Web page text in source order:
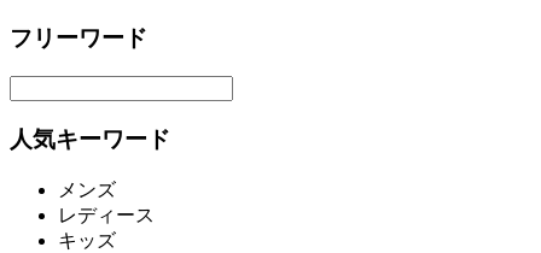
フリーワード
人気キーワード
メンズ
レディース
キッズ